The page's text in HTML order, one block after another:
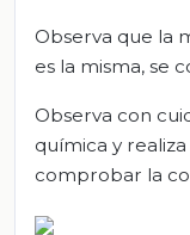
Observa que la
es la misma, se
Observa con
química y
comprobar la